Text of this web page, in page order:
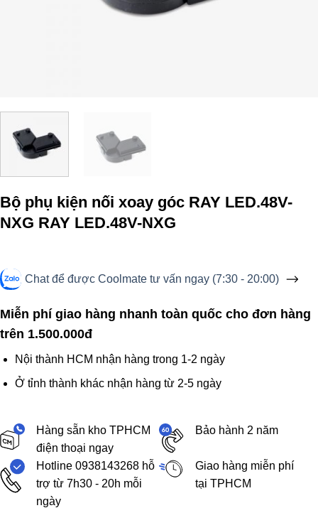
Bộ phụ kiện nối xoay góc RAY LED.48V-
NXG RAY LED.48V-NXG
Chat để được Coolmate tư vấn ngay (7:30 - 20:00)
Miễn phí giao hàng nhanh toàn quốc cho đơn hàng
trên 1.500.000đ
Nội thành HCM nhận hàng trong 1-2 ngày
Ở tỉnh thành khác nhận hàng từ 2-5 ngày
Hàng sẵn kho TPHCM
điện thoại ngay
Bảo hành 2 năm
Hotline 0938143268 hỗ
trợ từ 7h30 - 20h mỗi
ngày
Giao hàng miễn phí
tại TPHCM